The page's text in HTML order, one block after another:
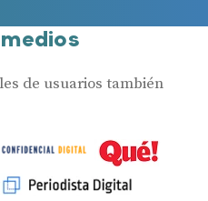
de usuarios también